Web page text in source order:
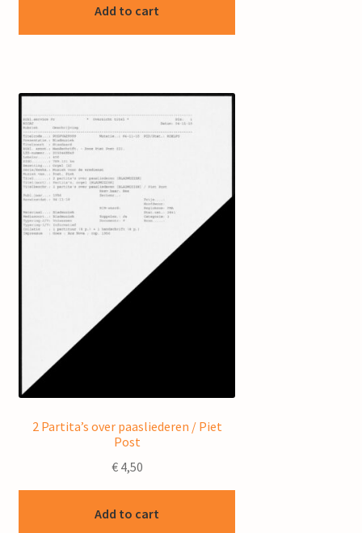
Add to cart
2 Partita’s over paasliederen / Piet
Post
€4,50
Add to cart